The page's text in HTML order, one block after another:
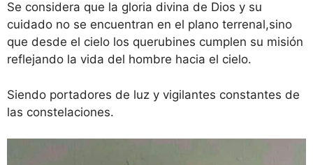
Se considera que la gloria divina de Dios y su
cuidado no se encuentran en el plano terrenal,sino
que desde el cielo los querubines cumplen su misión
reflejando la vida del hombre hacia el cielo.
Siendo portadores de luz y vigilantes constantes de
las constelaciones.